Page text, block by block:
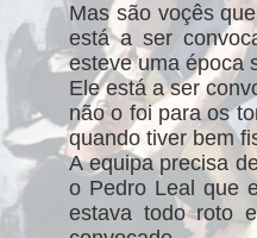
Mas são voçês
está a ser
esteve uma época
Ele está a ser
não o foi para os
quando tiver bem
A equipa precisa
o Pedro Leal que
estava todo roto